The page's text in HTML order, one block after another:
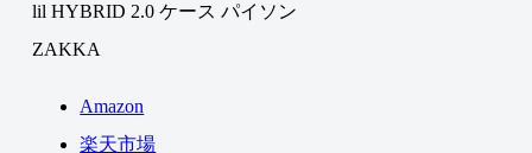
lil HYBRID 2.0 ケース パイソン
ZAKKA
Amazon
楽天市場